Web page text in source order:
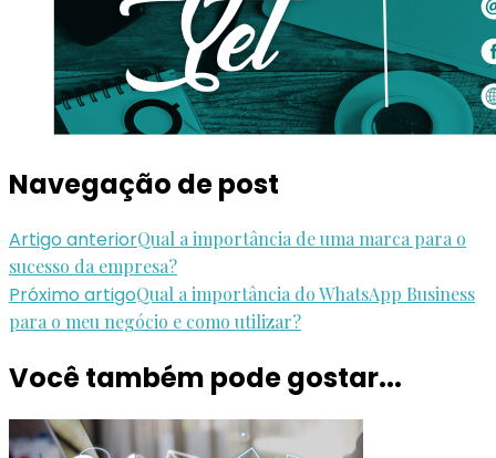
Navegação de post
Artigo anteriorQual a importância de uma marca para o
sucesso da empresa?
Próximo artigoQual a importância do WhatsApp Business
para o meu negócio e como utilizar?
Você também pode gostar...